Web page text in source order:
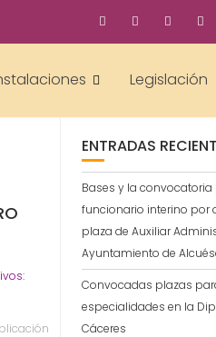
Legislación
ENTRADAS
Bases y la
funcionario interino por
plaza de Auxiliar
Ayuntamiento de
Convocadas plazas
especialidades en la
Cáceres